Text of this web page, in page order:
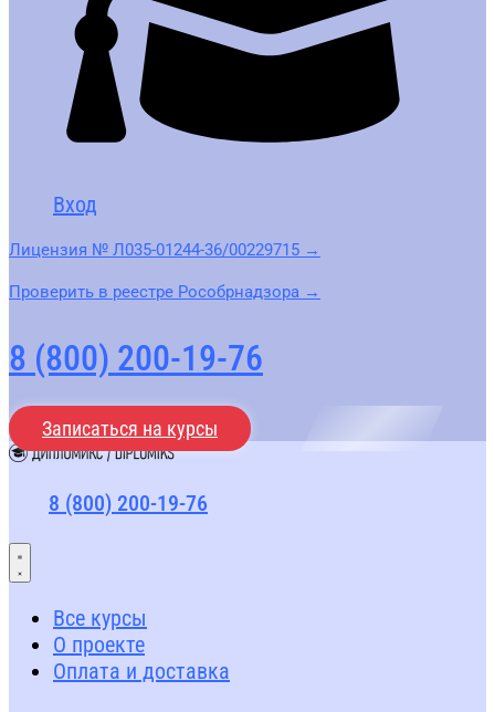
Вход
Лицензия № Л035-01244-36/00229715 →
Проверить в реестре Рособрнадзора →
8 (800) 200-19-76
Записаться на курсы
8 (800) 200-19-76
Все курсы
О проекте
Оплата и доставка